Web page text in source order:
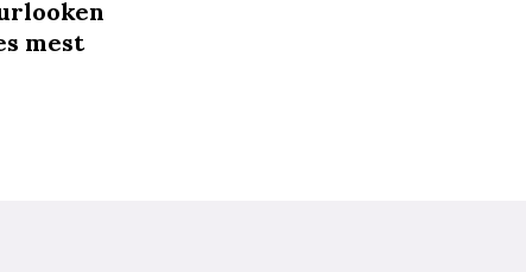
mest